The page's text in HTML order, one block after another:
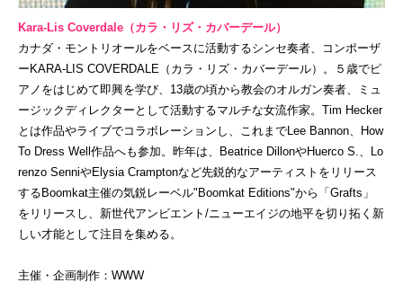
Kara-Lis Coverdale（カラ・リズ・カバーデール）
カナダ・モントリオールをベースに活動するシンセ奏者、コンポーザ
ーKARA-LIS COVERDALE（カラ・リズ・カバーデール）。５歳でピ
アノをはじめて即興を学び、13歳の頃から教会のオルガン奏者、ミュ
ージックディレクターとして活動するマルチな女流作家。Tim Hecker
とは作品やライブでコラボレーションし、これまでLee Bannon、How
To Dress Well作品へも参加。昨年は、Beatrice DillonやHuerco S.、Lo
renzo SenniやElysia Cramptonなど先鋭的なアーティストをリリース
するBoomkat主催の気鋭レーベル"Boomkat Editions"から「Grafts」
をリリースし、新世代アンビエント/ニューエイジの地平を切り拓く新
しい才能として注目を集める。
主催・企画制作：WWW